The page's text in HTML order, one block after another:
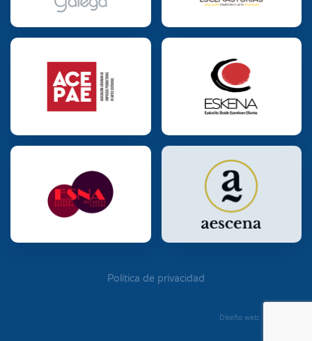
Política de privacidad
Diseño web: Diego Seixo